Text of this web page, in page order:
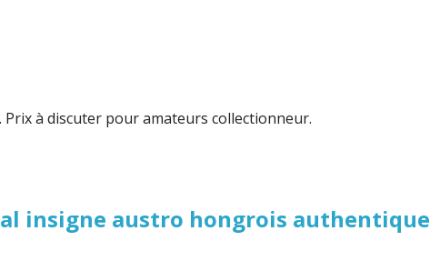
à discuter pour amateurs collectionneur.
insigne austro hongrois authentique